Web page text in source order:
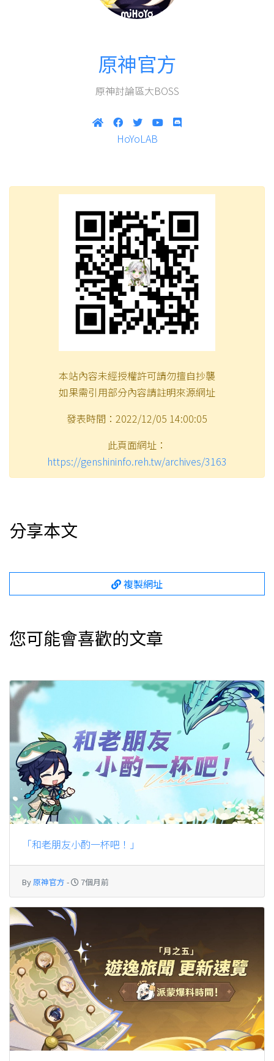
原神官方
原神討論區大BOSS
HoYoLAB
本站內容未經授權許可請勿擅自抄襲
如果需引用部分內容請註明來源網址
發表時間：2022/12/05 14:00:05
此頁面網址：
https://genshininfo.reh.tw/archives/3163
分享本文
複製網址
您可能會喜歡的文章
「和老朋友小酌一杯吧！」
By 原神官方 - 7個月前